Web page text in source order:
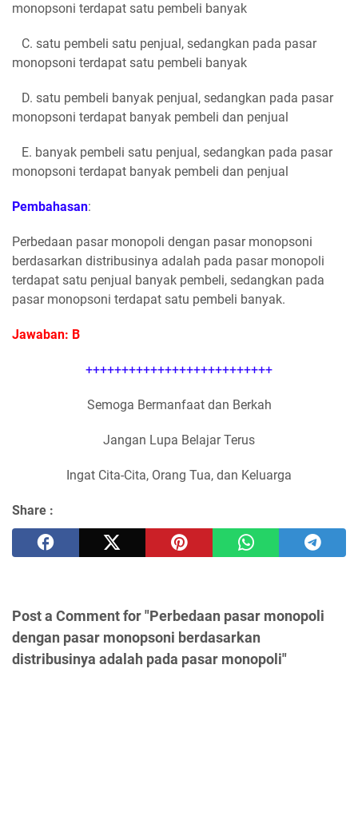
monopsoni terdapat satu pembeli banyak
C. satu pembeli satu penjual, sedangkan pada pasar
monopsoni terdapat satu pembeli banyak
D. satu pembeli banyak penjual, sedangkan pada pasar
monopsoni terdapat banyak pembeli dan penjual
E. banyak pembeli satu penjual, sedangkan pada pasar
monopsoni terdapat banyak pembeli dan penjual
Pembahasan:
Perbedaan pasar monopoli dengan pasar monopsoni
berdasarkan distribusinya adalah pada pasar monopoli
terdapat satu penjual banyak pembeli, sedangkan pada
pasar monopsoni terdapat satu pembeli banyak.
Jawaban: B
++++++++++++++++++++++++++
Semoga Bermanfaat dan Berkah
Jangan Lupa Belajar Terus
Ingat Cita-Cita, Orang Tua, dan Keluarga
Share :
Post a Comment for "Perbedaan pasar monopoli
dengan pasar monopsoni berdasarkan
distribusinya adalah pada pasar monopoli"